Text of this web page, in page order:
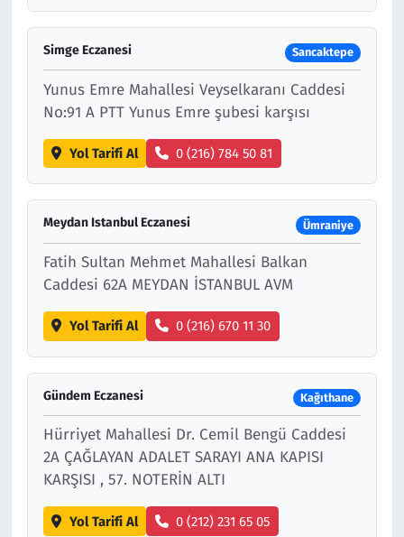
Simge Eczanesi Sancaktepe
Yunus Emre Mahallesi Veyselkaranı Caddesi
No:91 A PTT Yunus Emre şubesi karşısı
Yol Tarifi Al 0 (216) 784 50 81
Meydan Istanbul Eczanesi Ümraniye
Fatih Sultan Mehmet Mahallesi Balkan
Caddesi 62A MEYDAN İSTANBUL AVM
Yol Tarifi Al 0 (216) 670 11 30
Gündem Eczanesi Kağıthane
Hürriyet Mahallesi Dr. Cemil Bengü Caddesi
2A ÇAĞLAYAN ADALET SARAYI ANA KAPISI
KARŞISI , 57. NOTERİN ALTI
Yol Tarifi Al 0 (212) 231 65 05